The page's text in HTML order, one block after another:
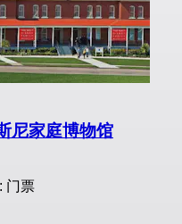
尼家庭博物馆
门票